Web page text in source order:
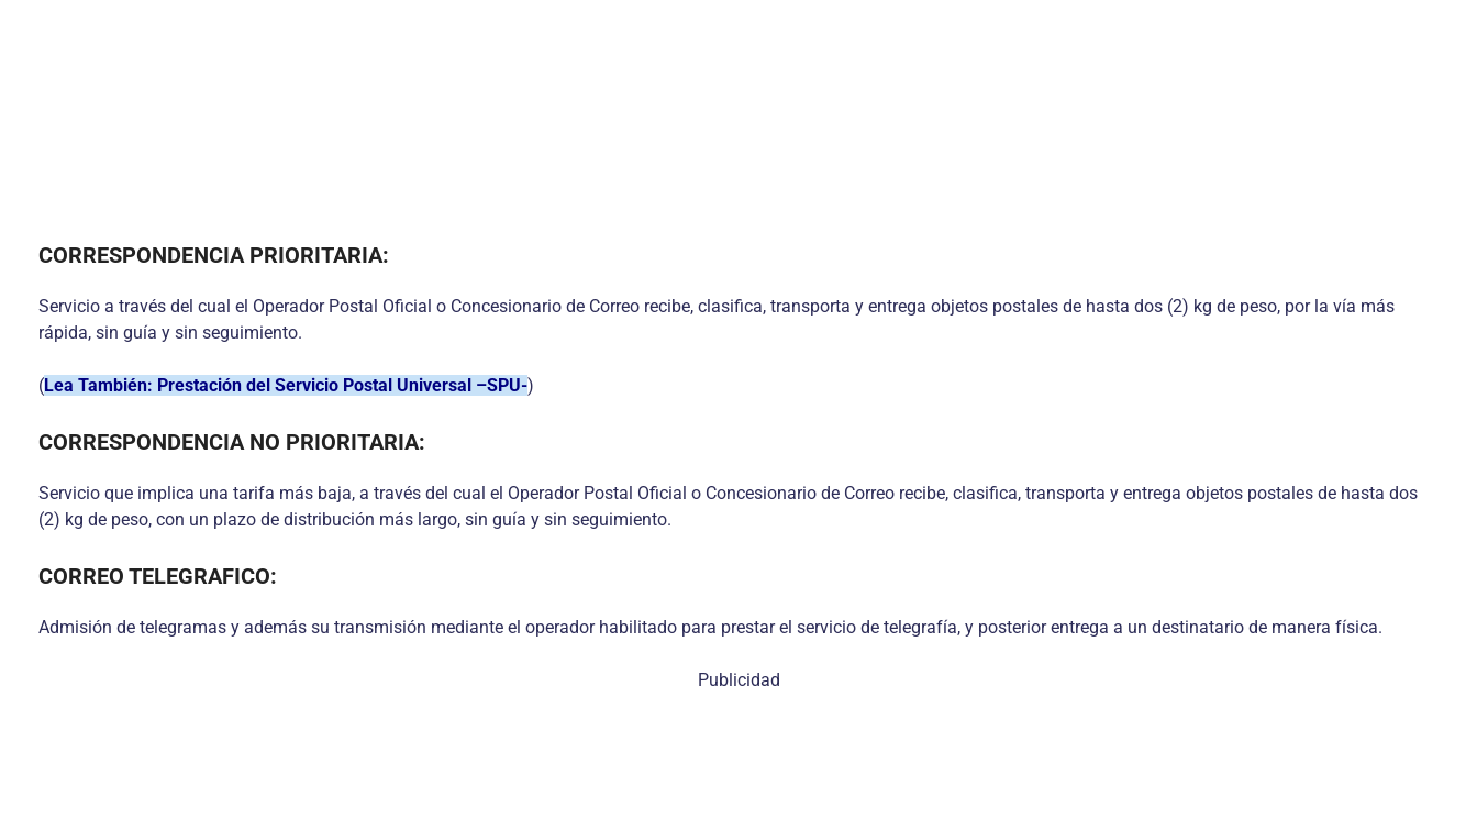
CORRESPONDENCIA PRIORITARIA:
Servicio a través del cual el Operador Postal Oficial o Concesionario de Correo recibe, clasifica, transporta y entrega objetos postales de hasta dos (2) kg de peso, por la vía más
rápida, sin guía y sin seguimiento.
(Lea También: Prestación del Servicio Postal Universal –SPU-)
CORRESPONDENCIA NO PRIORITARIA:
Servicio que implica una tarifa más baja, a través del cual el Operador Postal Oficial o Concesionario de Correo recibe, clasifica, transporta y entrega objetos postales de hasta dos
(2) kg de peso, con un plazo de distribución más largo, sin guía y sin seguimiento.
CORREO TELEGRAFICO:
Admisión de telegramas y además su transmisión mediante el operador habilitado para prestar el servicio de telegrafía, y posterior entrega a un destinatario de manera física.
Publicidad